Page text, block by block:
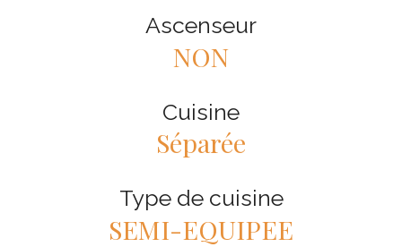
Ascenseur
NON
Cuisine
Séparée
Type de cuisine
SEMI-EQUIPEE